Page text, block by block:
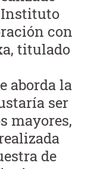
con
titulado
aborda la
ser
mayores,
de